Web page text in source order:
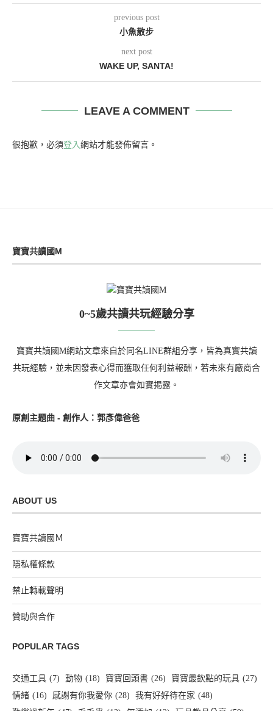
previous post
小魚散步
next post
WAKE UP, SANTA!
LEAVE A COMMENT
很抱歉，必須登入網站才能發佈留言。
寶寶共讀國M
0~5歲共讀共玩經驗分享
寶寶共讀國M網站文章來自於同名LINE群組分享，皆為真實共讀
共玩經驗，並未因發表心得而獲取任何利益報酬，若未來有廠商合
作文章亦會如實揭露。
原創主題曲 - 創作人：郭彥偉爸爸
ABOUT US
寶寶共讀國Ｍ
隱私權條款
禁止轉載聲明
贊助與合作
POPULAR TAGS
交通工具 (7) 動物 (18) 寶寶回頭書 (26) 寶寶最欽點的玩具 (27)
情緒 (16) 感謝有你我愛你 (28) 我有好好待在家 (48)